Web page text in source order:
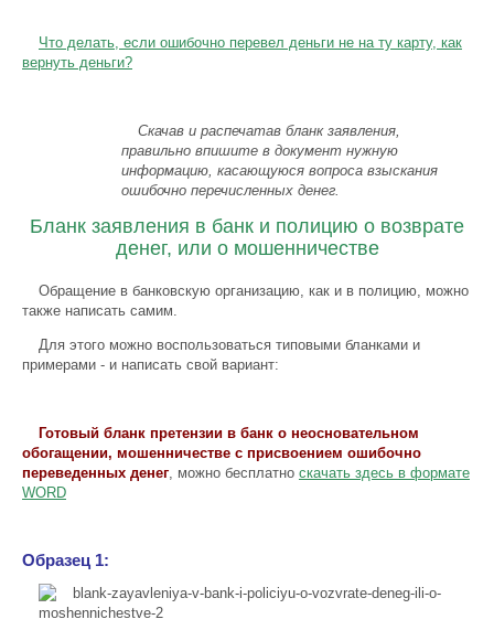
Что делать, если ошибочно перевел деньги не на ту карту, как
вернуть деньги?
Скачав и распечатав бланк заявления,
правильно впишите в документ нужную
информацию, касающуюся вопроса взыскания
ошибочно перечисленных денег.
Бланк заявления в банк и полицию о возврате
денег, или о мошенничестве
Обращение в банковскую организацию, как и в полицию, можно
также написать самим.
Для этого можно воспользоваться типовыми бланками и
примерами - и написать свой вариант:
Готовый бланк претензии в банк о неосновательном
обогащении, мошенничестве с присвоением ошибочно
переведенных денег, можно бесплатно скачать здесь в формате
WORD
Образец 1: